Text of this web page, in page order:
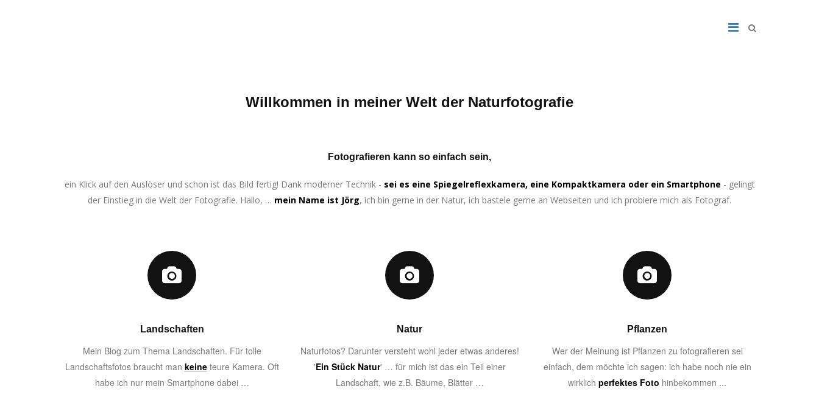
Willkommen in meiner Welt der Naturfotografie
Fotografieren kann so einfach sein,
ein Klick auf den Auslöser und schon ist das Bild fertig! Dank moderner Technik - sei es eine Spiegelreflexkamera, eine Kompaktkamera oder ein Smartphone - gelingt
der Einstieg in die Welt der Fotografie. Hallo, … mein Name ist Jörg, ich bin gerne in der Natur, ich bastele gerne an Webseiten und ich probiere mich als Fotograf.
Landschaften
Mein Blog zum Thema Landschaften. Für tolle
Landschaftsfotos braucht man keineteure Kamera. Oft
habe ich nur mein Smartphone dabei …
Natur
Naturfotos? Darunter versteht wohl jeder etwas anderes!
'Ein Stück Natur' … für mich ist das ein Teil einer
Landschaft, wie z.B. Bäume, Blätter …
Pflanzen
Wer der Meinung ist Pflanzen zu fotografieren sei
einfach, dem möchte ich sagen: ich habe noch nie ein
wirklich perfektes Foto hinbekommen ...